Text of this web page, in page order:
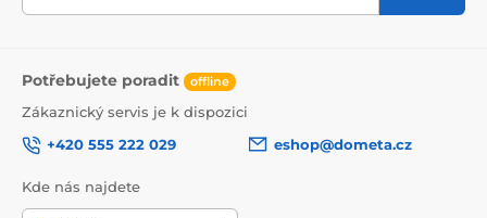
Potřebujete poradit offline
Zákaznický servis je k dispozici
+420 555 222 029
eshop@dometa.cz
Kde nás najdete